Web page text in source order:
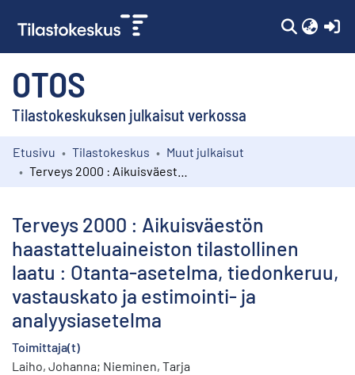
OTOS
Tilastokeskuksen julkaisut verkossa
Kokoelmat
Etusivu Tilastokeskus
Muut julkaisut
Terveys 2000 : Aikuisväestön
haastatteluaineiston tilastollinen
laatu : Otanta-asetelma, tiedonkeruu,
vastauskato ja estimointi- ja
analyysiasetelma
Toimittaja(t)
Laiho, Johanna; Nieminen, Tarja